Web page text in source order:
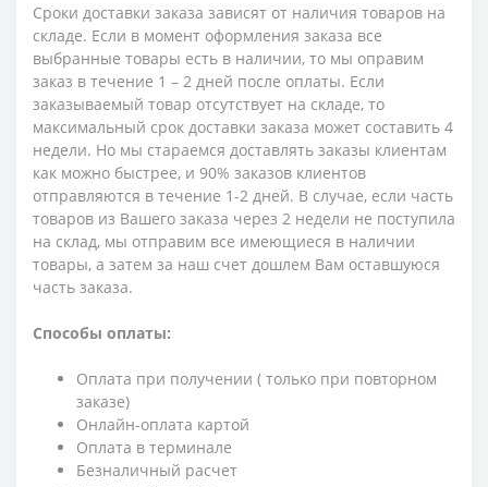
Сроки доставки заказа зависят от наличия товаров на
складе. Если в момент оформления заказа все
выбранные товары есть в наличии, то мы оправим
заказ в течение 1 – 2 дней после оплаты. Если
заказываемый товар отсутствует на складе, то
максимальный срок доставки заказа может составить 4
недели. Но мы стараемся доставлять заказы клиентам
как можно быстрее, и 90% заказов клиентов
отправляются в течение 1-2 дней. В случае, если часть
товаров из Вашего заказа через 2 недели не поступила
на склад, мы отправим все имеющиеся в наличии
товары, а затем за наш счет дошлем Вам оставшуюся
часть заказа.
Способы оплаты:
Оплата при получении ( только при повторном
заказе)
Онлайн-оплата картой
Оплата в терминале
Безналичный расчет